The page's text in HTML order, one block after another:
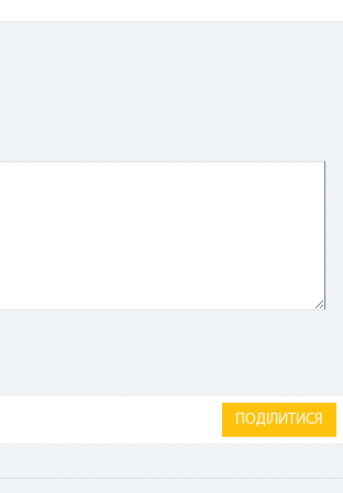
ПОДІЛИТИСЯ